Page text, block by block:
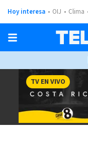
Hoy interesa OIJ Clima
TV EN VIVO